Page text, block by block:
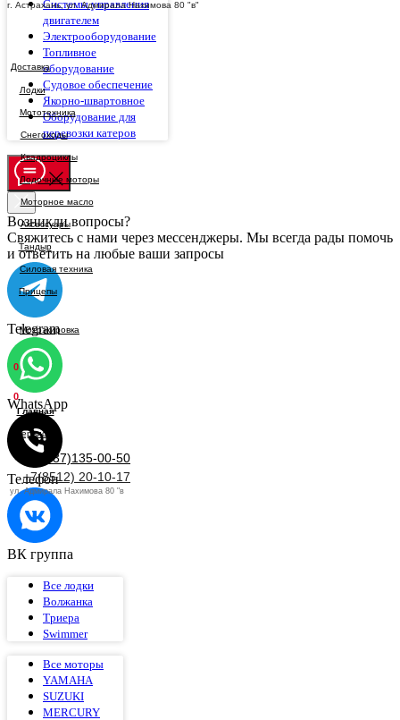
г. Астрахань, ул. Адмирала Нахимова 80 "в"
Доставка
0
0
Главная
Сервис
+7(937)135-00-50
+7(8512) 20-10-17
ул. Адмирала Нахимова 80 "в
Системы управления
двигателем
Электрооборудование
Топливное
оборудование
Судовое обеспечение
Якорно-швартовное
Оборудование для
перевозки катеров
Возникли вопросы?
Свяжитесь с нами через мессенджеры. Мы всегда рады помочь
и ответить на любые ваши запросы
Telegram
WhatsApp
Телефон
ВК группа
Все лодки
Волжанка
Триера
Swimmer
Все моторы
YAMAHA
SUZUKI
MERCURY